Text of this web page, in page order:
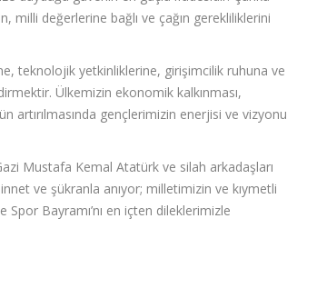
milli değerlerine bağlı ve çağın gerekliliklerini
teknolojik yetkinliklerine, girişimcilik ruhuna ve
Ülkemizin ekonomik kalkınması,
artırılmasında gençlerimizin enerjisi ve vizyonu
Mustafa Kemal Atatürk ve silah arkadaşları
ve şükranla anıyor; milletimizin ve kıymetli
Bayramı’nı en içten dileklerimizle